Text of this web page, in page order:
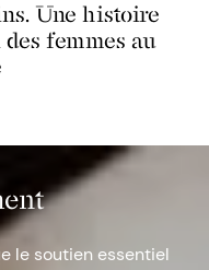
Une histoire
femmes au
le soutien essentiel